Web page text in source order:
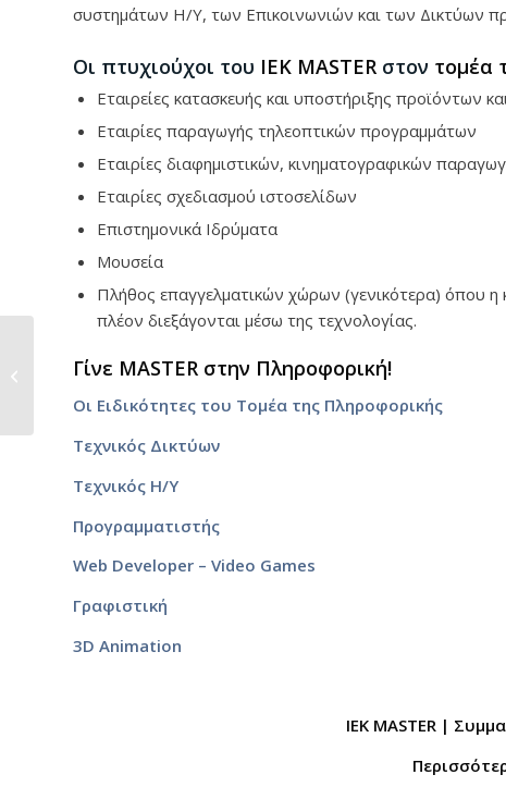
συστημάτων Η/Υ, των Επικοινωνιών και των Δικτύων
Οι πτυχιούχοι του ΙΕΚ ΜASTER στον τομέα
Εταιρείες κατασκευής και υποστήριξης προϊόντων
Εταιρίες παραγωγής τηλεοπτικών προγραμμάτων
Εταιρίες διαφημιστικών, κινηματογραφικών
Εταιρίες σχεδιασμού ιστοσελίδων
Επιστημονικά Ιδρύματα
Μουσεία
Πλήθος επαγγελματικών χώρων (γενικότερα) όπου
πλέον διεξάγονται μέσω της τεχνολογίας.
Γίνε MASTER στην Πληροφορική!
Οι Ειδικότητες του Τομέα της Πληροφορικής
Τεχνικός Δικτύων
Τεχνικός Η/Υ
Προγραμματιστής
Web Developer – Video Games
Γραφιστική
3D Animation
IEK MASTER |
Υπολόγισε τα Μόριά